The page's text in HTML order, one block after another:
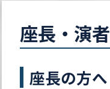
座長・演
座長の方へ